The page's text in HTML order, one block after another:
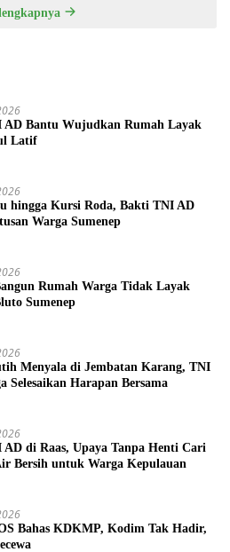
AD Bantu Wujudkan Rumah Layak
Latif
hingga Kursi Roda, Bakti TNI AD
Warga Sumenep
Rumah Warga Tidak Layak
Sumenep
Menyala di Jembatan Karang, TNI
Selesaikan Harapan Bersama
di Raas, Upaya Tanpa Henti Cari
Bersih untuk Warga Kepulauan
Bahas KDKMP, Kodim Tak Hadir,